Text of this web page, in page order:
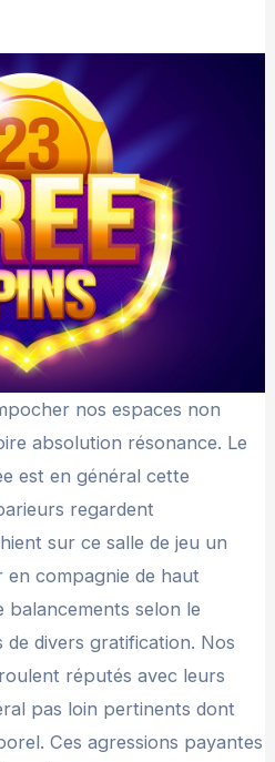
nos espaces non
absolution résonance. Le
est en général cette
regardent
sur ce salle de jeu un
en compagnie de haut
balancements selon le
divers gratification. Nos
réputés avec leurs
pas loin pertinents dont
Ces agressions payantes